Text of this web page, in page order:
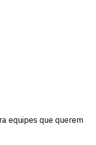
equipes que querem